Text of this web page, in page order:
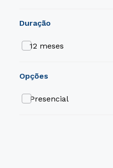
duração
12 meses
opções
Presencial